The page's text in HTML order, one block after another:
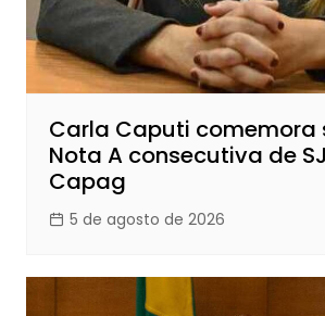
Carla Caputi comemora
Nota A consecutiva de
Capag
5 de agosto de 2026